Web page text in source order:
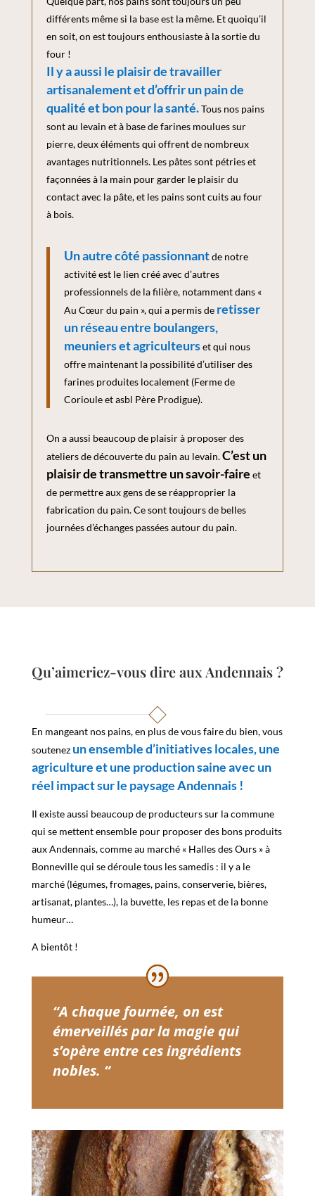
différents même si la base est la même. Et quoiqu’il
en soit, on est toujours enthousiaste à la sortie du
four !
Il y a aussi le plaisir de travailler
artisanalement et d’offrir un pain de
qualité et bon pour la santé.Tous nos pains
sont au levain et à base de farines moulues sur
pierre, deux éléments qui offrent de nombreux
avantages nutritionnels. Les pâtes sont pétries et
façonnées à la main pour garder le plaisir du
contact avec la pâte, et les pains sont cuits au four
à bois.
Un autre côté passionnantde notre
activité est le lien créé avec d’autres
professionnels de la filière, notamment dans «
Au Cœur du pain », qui a permis de retisser
un réseau entre boulangers,
meuniers et agriculteurset qui nous
offre maintenant la possibilité d’utiliser des
farines produites localement (Ferme de
Corioule et asbl Père Prodigue).
On a aussi beaucoup de plaisir à proposer des
ateliers de découverte du pain au levain.C’est un
plaisir de transmettre un savoir-faire et
de permettre aux gens de se réapproprier la
fabrication du pain. Ce sont toujours de belles
journées d’échanges passées autour du pain.
Qu’aimeriez-vous dire aux Andennais ?
En mangeant nos pains, en plus de vous faire du bien, vous
soutenez un ensemble d’initiatives locales, une
agriculture et une production saine avec un
réel impact sur le paysage Andennais !
Il existe aussi beaucoup de producteurs sur la commune
qui se mettent ensemble pour proposer des bons produits
aux Andennais, comme au marché « Halles des Ours » à
Bonneville qui se déroule tous les samedis : il y a le
marché (légumes, fromages, pains, conserverie, bières,
artisanat, plantes…), la buvette, les repas et de la bonne
humeur…
A bientôt !
“A chaque fournée, on est
émerveillés par la magie qui
s’opère entre ces ingrédients
nobles. “